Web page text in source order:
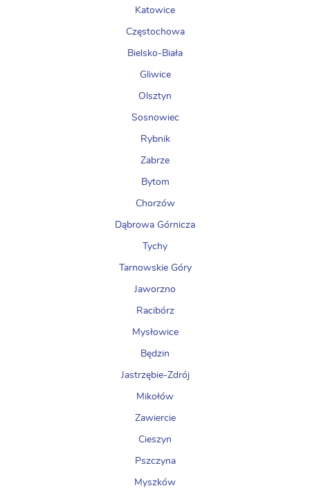
Katowice
Częstochowa
Bielsko-Biała
Gliwice
Olsztyn
Sosnowiec
Rybnik
Zabrze
Bytom
Chorzów
Dąbrowa Górnicza
Tychy
Tarnowskie Góry
Jaworzno
Racibórz
Mysłowice
Będzin
Jastrzębie-Zdrój
Mikołów
Zawiercie
Cieszyn
Pszczyna
Myszków